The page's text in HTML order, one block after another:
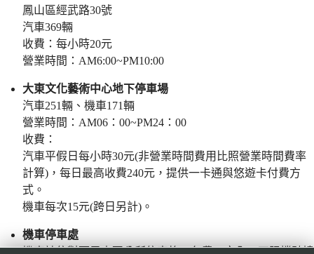
鳳山區經武路30號
汽車369輛
收費：每小時20元
營業時間：AM6:00~PM10:00
大東文化藝術中心地下停車場
汽車251輛、機車171輛
營業時間：AM06：00~PM24：00
收費：
汽車平假日每小時30元(非營業時間費用比照營業時間費率
計算)，每日最高收費240元，提供一卡通與悠遊卡付費方
式。
機車每次15元(跨日另計)。
機車停車處
機車請停對面鳳山區公所停車格，免費、安全、不阻擋騎樓